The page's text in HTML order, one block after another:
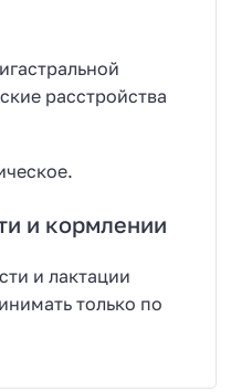
расстройства
и кормлении
и лактации
только по